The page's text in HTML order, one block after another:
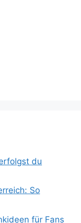
du
So
für Fans